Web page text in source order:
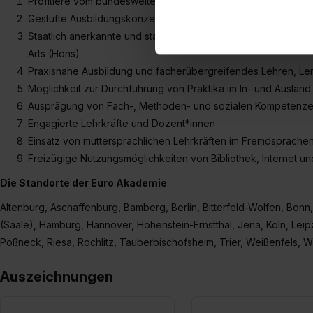
Erlaubnis hierfür kannst du
umfasst hierbei die
jederzeit mit Wirkung für
„Datenschutz-
Gestufte Ausbildungskonzepte mit mehreren Abschlüssen
Staatlich anerkannte und staatlich geprüfte
Arts (Hons)
Praxisnahe Ausbildung und fächerübergreifendes Lehren,
Möglichkeit zur Durchführung von Praktika im In- und Ausland
Ausprägung von Fach-, Methoden- und sozialen
Engagierte Lehrkräfte und Dozent*innen
Einsatz von muttersprachlichen Lehrkräften im
Freizügige Nutzungsmöglichkeiten von Bibliothek, Internet
Die Standorte der Euro Akademie
Altenburg, Aschaffenburg, Bamberg, Berlin, Bitterfeld-Wolfen,
(Saale), Hamburg, Hannover, Hohenstein-Ernstthal, Jena, Köln,
Pößneck, Riesa, Rochlitz, Tauberbischofsheim, Trier, Weißenfels,
Auszeichnungen